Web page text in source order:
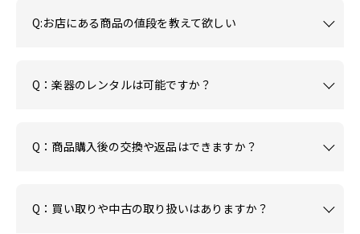
Q:お店にある商品の値段を教えて欲しい
Q：楽器のレンタルは可能ですか？
Q：商品購入後の交換や返品はできますか？
Q：買い取りや中古の取り扱いはありますか？